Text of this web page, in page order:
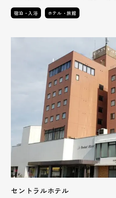
宿泊・入浴 ホテル・旅館
セントラルホテル